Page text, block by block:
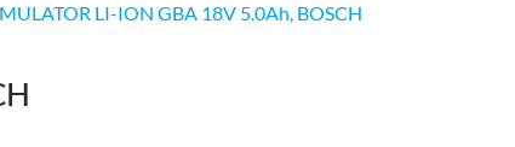
LI-ION GBA 18V 5.0Ah, BOSCH